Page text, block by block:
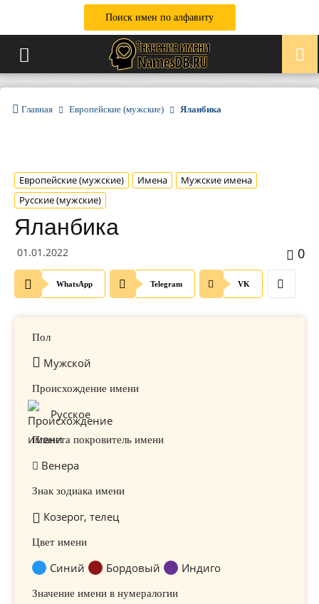
Поиск имен по алфавиту
Главная Европейские (мужские) Яланбика
Европейские (мужские) Имена
Мужские имена
Русские (мужские)
Яланбика
01.01.2022 0
WhatsApp Telegram VK
Пол
Мужской
Происхождение имени
Русское
Планета покровитель имени
Венера
Знак зодиака имени
Козерог, телец
Цвет имени
Синий Бордовый Индиго
Значение имени в нумералогии